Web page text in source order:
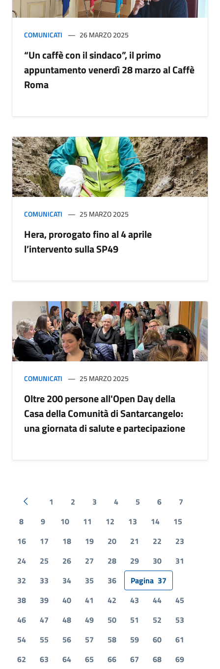
COMUNICATI 26 MARZO 2025
“Un caffè con il sindaco”, il primo
appuntamento venerdì 28 marzo al Caffè
Roma
COMUNICATI 25 MARZO 2025
Hera, prorogato fino al 4 aprile
l’intervento sulla SP49
COMUNICATI 25 MARZO 2025
Oltre 200 persone all'Open Day della
Casa della Comunità di Santarcangelo:
una giornata di salute e partecipazione
Pagina precedente
1 2 3 4 5 6
7
8
9 10 11 12 13 14
15
16
17 18 19 20 21 22
23
24
25 26 27 28 29 30
31
32
33 34 35 36 Pagina 37
38
39 40 41 42 43 44
45
46
47 48 49 50 51 52
53
54
55 56 57 58 59 60
61
62
63 64 65 66 67 68
69